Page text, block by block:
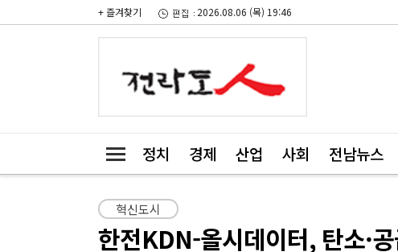
+ 즐겨찾기 2026.08.06 (목) 19:46
정치 경제 산업 사회 전남뉴스
혁신도시
한전KDN-올시데이터, 탄소·